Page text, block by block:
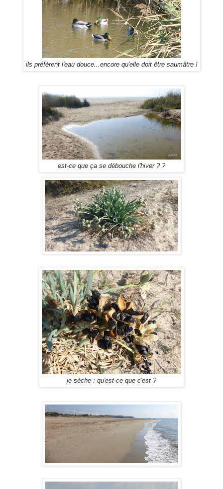
ils préfèrent l'eau douce...encore qu'elle doit être saumâtre !
est-ce que ça se débouche l'hiver ? ?
je sèche : qu'est-ce que c'est ?